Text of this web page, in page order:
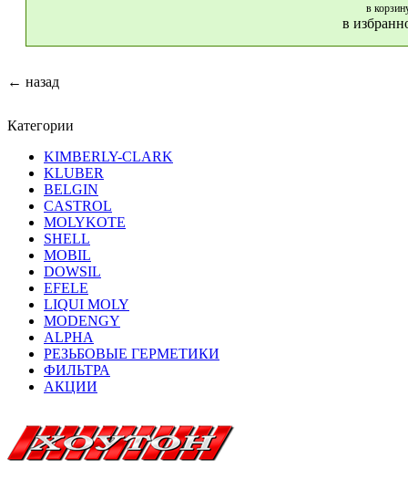
в
в
← назад
Категории
KIMBERLY-CLARK
KLUBER
BELGIN
CASTROL
MOLYKOTE
SHELL
MOBIL
DOWSIL
EFELE
LIQUI MOLY
MODENGY
ALPHA
РЕЗЬБОВЫЕ ГЕРМЕТИКИ
ФИЛЬТРА
АКЦИИ